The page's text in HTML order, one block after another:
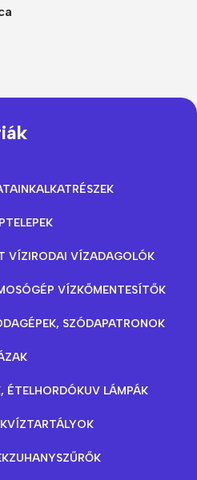
ALKATRÉSZEK
VÍZIRODAI VÍZADAGOLÓK
VÍZKŐMENTESÍTŐK
SZÓDAPATRONOK
ÉTELHORDÓKUV LÁMPÁK
VÍZTARTÁLYOK
ZUHANYSZŰRŐK